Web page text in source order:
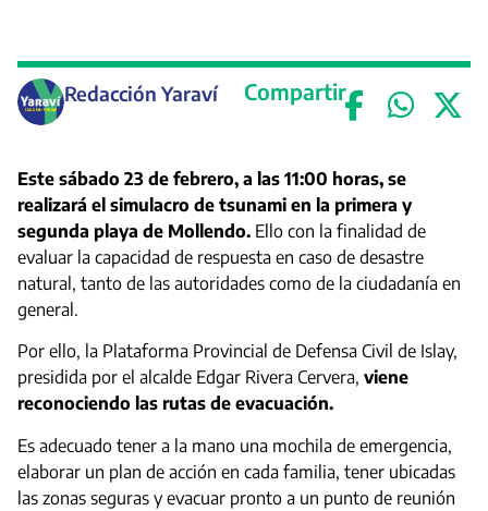
Redacción Yaraví Compartir
Este sábado 23 de febrero, a las 11:00 horas, se
realizará el simulacro de tsunami en la primera y
segunda playa de Mollendo. Ello con la finalidad de
evaluar la capacidad de respuesta en caso de desastre
natural, tanto de las autoridades como de la ciudadanía en
general.
Por ello, la Plataforma Provincial de Defensa Civil de Islay,
presidida por el alcalde Edgar Rivera Cervera, viene
reconociendo las rutas de evacuación.
Es adecuado tener a la mano una mochila de emergencia,
elaborar un plan de acción en cada familia, tener ubicadas
las zonas seguras y evacuar pronto a un punto de reunión